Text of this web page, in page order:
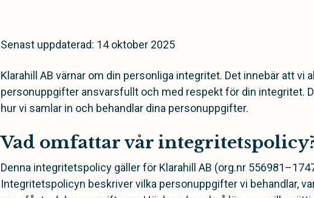
Senast uppdaterad: 14 oktober 2025
Klarahill AB värnar om din personliga integritet. Det innebär att vi
personuppgifter ansvarsfullt och med respekt för din integritet.
hur vi samlar in och behandlar dina personuppgifter.
Vad omfattar vår
Denna integritetspolicy gäller för Klarahill AB (org.nr
Integritetspolicyn beskriver vilka personuppgifter vi behandlar,